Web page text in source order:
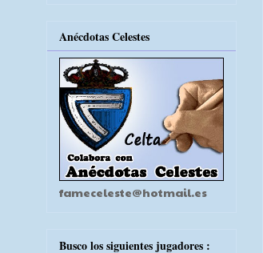
Anécdotas Celestes
fameceleste@hotmail.es
Busco los siguientes jugadores :